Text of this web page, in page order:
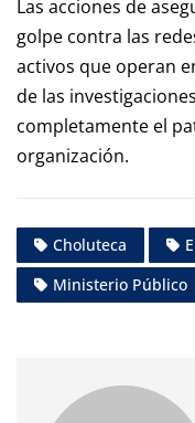
Las acciones de
golpe contra las
activos que operan
de las
completamente el
organización.
Choluteca
Ministerio Público